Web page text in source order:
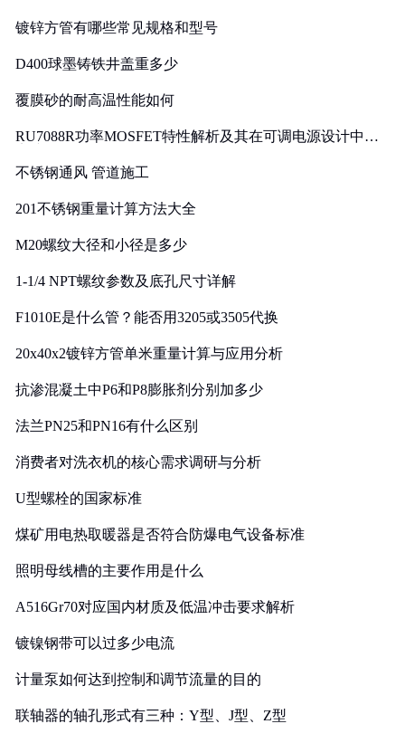
镀锌方管有哪些常见规格和型号
D400球墨铸铁井盖重多少
覆膜砂的耐高温性能如何
RU7088R功率MOSFET特性解析及其在可调电源设计中的
不锈钢通风 管道施工
201不锈钢重量计算方法大全
M20螺纹大径和小径是多少
1-1/4 NPT螺纹参数及底孔尺寸详解
F1010E是什么管？能否用3205或3505代换
20x40x2镀锌方管单米重量计算与应用分析
抗渗混凝土中P6和P8膨胀剂分别加多少
法兰PN25和PN16有什么区别
消费者对洗衣机的核心需求调研与分析
U型螺栓的国家标准
煤矿用电热取暖器是否符合防爆电气设备标准
照明母线槽的主要作用是什么
A516Gr70对应国内材质及低温冲击要求解析
镀镍钢带可以过多少电流
计量泵如何达到控制和调节流量的目的
联轴器的轴孔形式有三种：Y型、J型、Z型